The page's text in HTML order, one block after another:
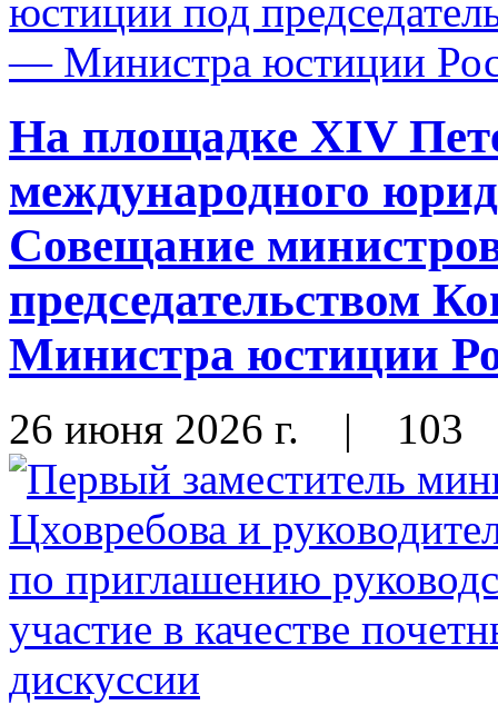
На площадке XIV
международного
Совещание
председательством
Министра юстиции
26 июня 2026 г. | 103